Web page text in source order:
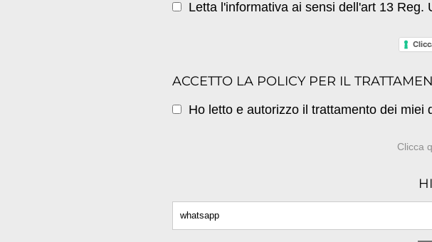
Letta l'informativa ai sensi dell'art 13 Reg.
ACCETTO LA POLICY PER IL
Ho letto e autorizzo il trattamento dei
Clicca